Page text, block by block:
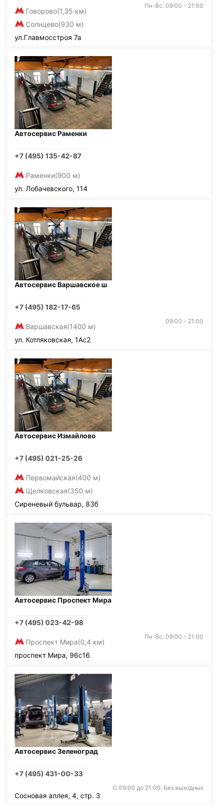
Говорово(1,35 км)
Солнцево(930 м)
Пн-Вс: 09:00 - 21:00
ул.Главмосстроя 7а
Автосервис Раменки
+7 (495) 135-42-87
Раменки(900 м)
ул. Лобачевского, 114
Автосервис Варшавское ш
+7 (495) 182-17-65
Варшавская(1400 м)
09:00 - 21:00
ул. Котляковская, 1Ас2
Автосервис Измайлово
+7 (495) 021-25-26
Первомайская(400 м)
Щелковская(350 м)
Сиреневый бульвар, 83б
Автосервис Проспект Мира
+7 (495) 023-42-98
Проспект Мира(0,4 км)
Пн-Вс: 09:00 - 21:00
проспект Мира, 96с16
Автосервис Зеленоград
+7 (495) 431-00-33
С 09:00 до 21:00. Без выходных
Сосновая аллея, 4, стр. 3